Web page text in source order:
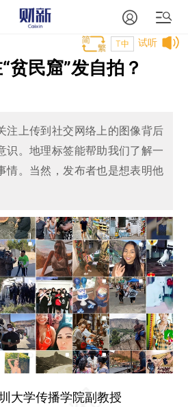
试听
T中
贫民窟”发自拍？
注上传到社交网络上的图像背后
识。地理标签能帮助我们了解一
情。当然，发布者也是想表明他
学传播学院副教授